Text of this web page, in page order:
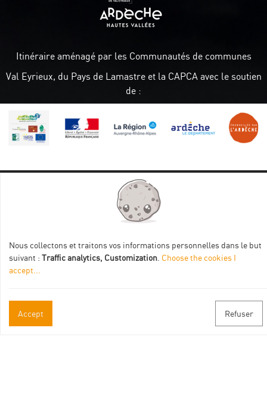
Itinéraire aménagé par les Communautés de communes
Val Eyrieux, du Pays de Lamastre et la CAPCA avec le soutien
de :
Practical informations
Brochures & Maps
Professional/press area
Nous collectons et traitons vos informations personnelles dans le but
suivant : Traffic analytics, Customization Choose the cookies I
accept
Accept Refuser